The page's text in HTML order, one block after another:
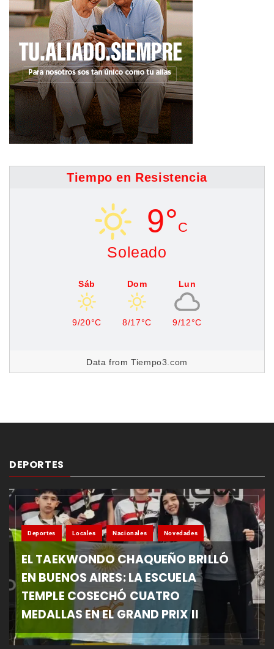
Tiempo en Resistencia
9°C
Soleado
Sáb
9/20°C
Dom
8/17°C
Lun
9/12°C
Data fromTiempo3.com
DEPORTES
Deportes Locales Nacionales Novedades
EL TAEKWONDO CHAQUEÑO BRILLÓ
EN BUENOS AIRES: LA ESCUELA
TEMPLE COSECHÓ CUATRO
MEDALLAS EN EL GRAND PRIX II